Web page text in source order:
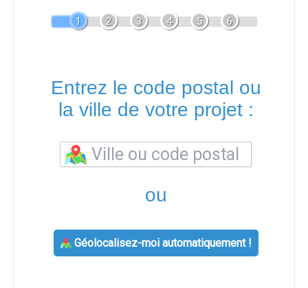
1 2 3 4 5 6
Entrez le code postal ou
la ville de votre projet :
ou
Géolocalisez-moi automatiquement !